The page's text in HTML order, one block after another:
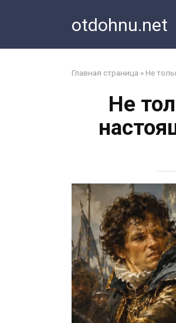
otdohnu.net
Главная страница » Не
Не